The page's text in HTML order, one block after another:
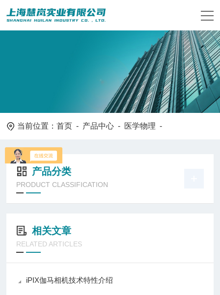
当前位置：首页 - 产品中心 - 医学物理 -
产品分类
PRODUCT CLASSIFICATION
相关文章
RELATED ARTICLES
iPIX伽马相机技术特性介绍